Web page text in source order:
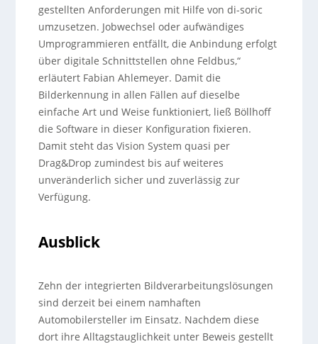
gestellten Anforderungen mit Hilfe von di-soric
umzusetzen. Jobwechsel oder aufwändiges
Umprogrammieren entfällt, die Anbindung erfolgt
über digitale Schnittstellen ohne Feldbus,“
erläutert Fabian Ahlemeyer. Damit die
Bilderkennung in allen Fällen auf dieselbe
einfache Art und Weise funktioniert, ließ Böllhoff
die Software in dieser Konfiguration fixieren.
Damit steht das Vision System quasi per
Drag&Drop zumindest bis auf weiteres
unveränderlich sicher und zuverlässig zur
Verfügung.
Ausblick
Zehn der integrierten Bildverarbeitungslösungen
sind derzeit bei einem namhaften
Automobilersteller im Einsatz. Nachdem diese
dort ihre Alltagstauglichkeit unter Beweis gestellt